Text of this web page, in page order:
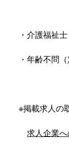
・介護福祉士
・年齢不問
※掲載求人の
求人企業